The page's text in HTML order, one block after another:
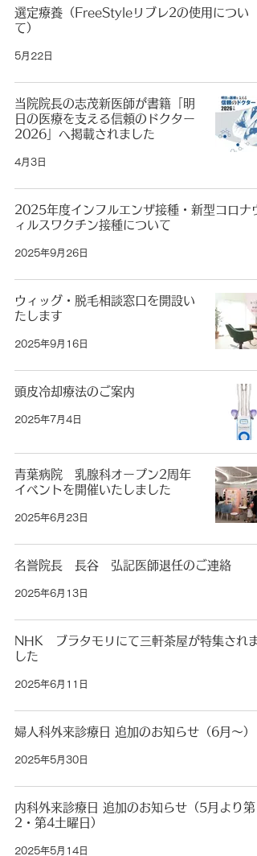
選定療養（FreeStyleリブレ2の使用につい
て）
5月22日
当院院長の志茂新医師が書籍「明
日の医療を支える信頼のドクター
2026」へ掲載されました
4月3日
2025年度インフルエンザ接種・新型コロナウ
ィルスワクチン接種について
2025年9月26日
ウィッグ・脱毛相談窓口を開設い
たします
2025年9月16日
頭皮冷却療法のご案内
2025年7月4日
青葉病院 乳腺科オープン2周年
イベントを開催いたしました
2025年6月23日
名誉院長 長谷 弘記医師退任のご連絡
2025年6月13日
NHK ブラタモリにて三軒茶屋が特集されま
した
2025年6月11日
婦人科外来診療日 追加のお知らせ（6月～）
2025年5月30日
内科外来診療日 追加のお知らせ（5月より第
2・第4土曜日）
2025年5月14日